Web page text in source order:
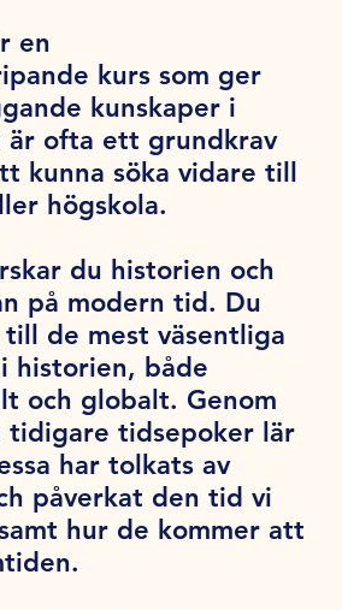
en
kurs som ger
kunskaper i
är ofta ett grundkrav
kunna söka vidare till
högskola.
du historien och
på modern tid. Du
de mest väsentliga
historien, både
och globalt. Genom
tidigare tidsepoker lär
har tolkats av
påverkat den tid vi
hur de kommer att